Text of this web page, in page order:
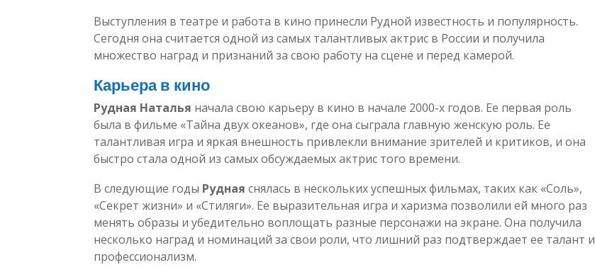
Выступления в театре и работа в кино принесли Рудной известность и популярность.
Сегодня она считается одной из самых талантливых актрис в России и получила
множество наград и признаний за свою работу на сцене и перед камерой.
Карьера в кино
Рудная Наталья начала свою карьеру в кино в начале 2000-х годов. Ее первая роль
была в фильме «Тайна двух океанов», где она сыграла главную женскую роль. Ее
талантливая игра и яркая внешность привлекли внимание зрителей и критиков, и она
быстро стала одной из самых обсуждаемых актрис того времени.
В следующие годы Рудная снялась в нескольких успешных фильмах, таких как «Соль»,
«Секрет жизни» и «Стиляги». Ее выразительная игра и харизма позволили ей много раз
менять образы и убедительно воплощать разные персонажи на экране. Она получила
несколько наград и номинаций за свои роли, что лишний раз подтверждает ее талант и
профессионализм.